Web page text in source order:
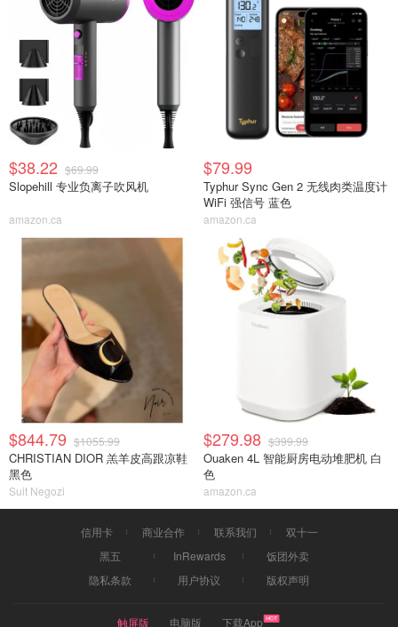
$38.22 $69.99
Slopehill 专业负离子吹风机
amazon.ca
$79.99
Typhur Sync Gen 2 无线肉类温度计
WiFi 强信号 蓝色
amazon.ca
$844.79 $1055.99
CHRISTIAN DIOR 羔羊皮高跟凉鞋
黑色
Suit Negozi
$279.98 $399.99
Ouaken 4L 智能厨房电动堆肥机 白
色
amazon.ca
信用卡 商业合作 联系我们
双十一
黑五
InRewards
饭团外卖
隐私条款
用户协议 版权声明
触屏版 电脑版 下载App